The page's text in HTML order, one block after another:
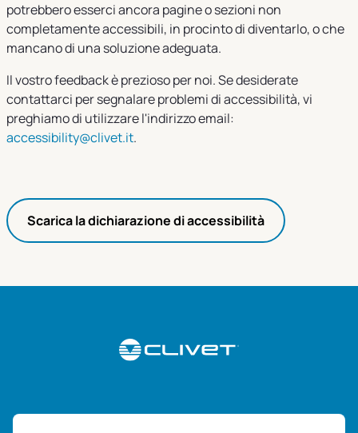
potrebbero esserci ancora pagine o sezioni non
completamente accessibili, in procinto di diventarlo, o che
mancano di una soluzione adeguata.
Il vostro feedback è prezioso per noi. Se desiderate
contattarci per segnalare problemi di accessibilità, vi
preghiamo di utilizzare l'indirizzo email:
accessibility@clivet.it.
Scarica la dichiarazione di accessibilità